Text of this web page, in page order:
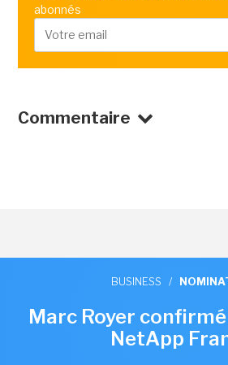
abonnés
Commentaire
BUSINESS /
Marc Royer
NetApp